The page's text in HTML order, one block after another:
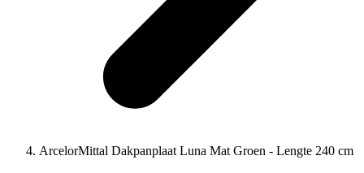
ArcelorMittal Dakpanplaat Luna Mat Groen - Lengte 240 cm